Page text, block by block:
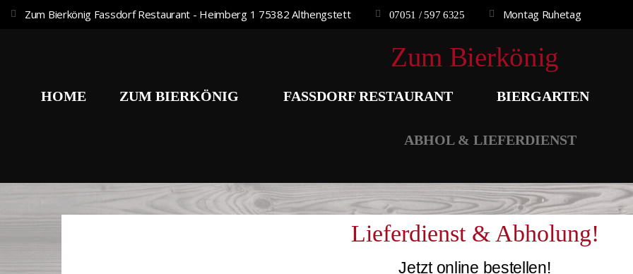
Zum Bierkönig Fassdorf Restaurant - Heimberg 1 75382 Althengstett 07051 / 597 6325 Montag Ruhetag
Zum Bierkönig
HOME ZUM BIERKÖNIG FASSDORF RESTAURANT BIERGARTEN
ABHOL & LIEFERDIENST
Lieferdienst & Abholung!
Jetzt online bestellen!